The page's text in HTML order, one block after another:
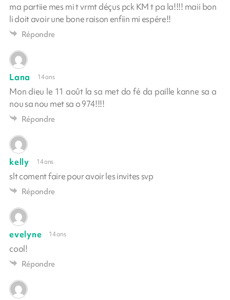
ma partiie mes mi t vrmt déçus pck KM t pa la!!!! maii bon
li doit avoir une bone raison enfiin mi espére!!
Répondre
Lana 14 ans
Mon dieu le 11 août la sa met do fé da paille kanne sa a
nou sa nou met sa o 974!!!!
Répondre
kelly 14 ans
slt coment faire pour avoir les invites svp
Répondre
evelyne 14 ans
cool!
Répondre